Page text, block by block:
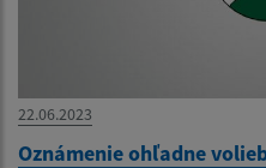
22.06.2023
Oznámenie ohľadne